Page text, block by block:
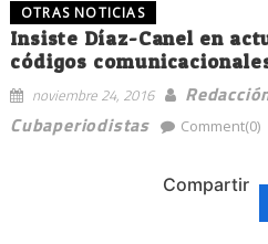
OTRAS NOTICIAS
Insiste Díaz-Canel en
códigos
noviembre 24, 2016
Cubaperiodistas
Comment(0)
Compartir